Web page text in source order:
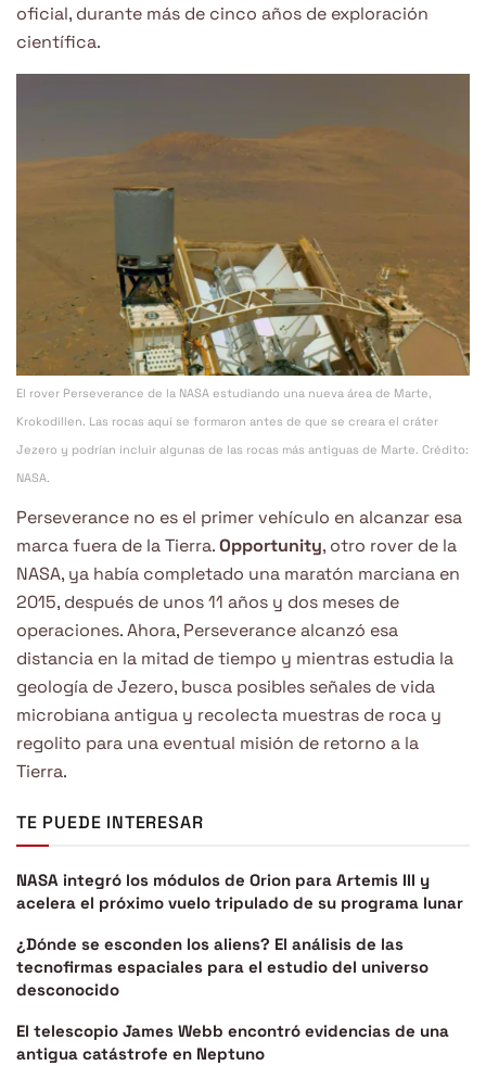
oficial, durante más de cinco años de exploración
científica.
El rover Perseverance de la NASA estudiando una nueva área de Marte,
Krokodillen. Las rocas aquí se formaron antes de que se creara el cráter
Jezero y podrían incluir algunas de las rocas más antiguas de Marte. Crédito:
NASA.
Perseverance no es el primer vehículo en alcanzar esa
marca fuera de la Tierra.Opportunity, otro rover de la
NASA, ya había completado una maratón marciana en
2015, después de unos 11 años y dos meses de
operaciones. Ahora, Perseverance alcanzó esa
distancia en la mitad de tiempo y mientras estudia la
geología de Jezero, busca posibles señales de vida
microbiana antigua y recolecta muestras de roca y
regolito para una eventual misión de retorno a la
Tierra.
TE PUEDE INTERESAR
NASA integró los módulos de Orion para Artemis III y
acelera el próximo vuelo tripulado de su programa lunar
¿Dónde se esconden los aliens? El análisis de las
tecnofirmas espaciales para el estudio del universo
desconocido
El telescopio James Webb encontró evidencias de una
antigua catástrofe en Neptuno